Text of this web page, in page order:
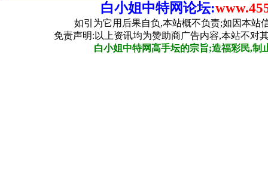
白小姐中特网论坛:
如引为它用后果自负,本站概不负责;如因本站
免责声明:以上资讯均为赞助商广告内容,本站不对
白小姐中特网高手坛的宗旨;造福彩民,制